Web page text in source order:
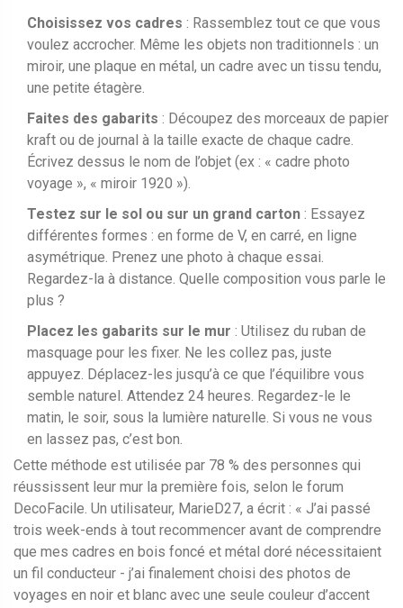
Choisissez vos cadres : Rassemblez tout ce que vous
voulez accrocher. Même les objets non traditionnels : un
miroir, une plaque en métal, un cadre avec un tissu tendu,
une petite étagère.
Faites des gabarits : Découpez des morceaux de papier
kraft ou de journal à la taille exacte de chaque cadre.
Écrivez dessus le nom de l’objet (ex : « cadre photo
voyage », « miroir 1920 »).
Testez sur le sol ou sur un grand carton : Essayez
différentes formes : en forme de V, en carré, en ligne
asymétrique. Prenez une photo à chaque essai.
Regardez-la à distance. Quelle composition vous parle le
plus ?
Placez les gabarits sur le mur : Utilisez du ruban de
masquage pour les fixer. Ne les collez pas, juste
appuyez. Déplacez-les jusqu’à ce que l’équilibre vous
semble naturel. Attendez 24 heures. Regardez-le le
matin, le soir, sous la lumière naturelle. Si vous ne vous
en lassez pas, c’est bon.
Cette méthode est utilisée par 78 % des personnes qui
réussissent leur mur la première fois, selon le forum
DecoFacile. Un utilisateur, MarieD27, a écrit : « J’ai passé
trois week-ends à tout recommencer avant de comprendre
que mes cadres en bois foncé et métal doré nécessitaient
un fil conducteur - j’ai finalement choisi des photos de
voyages en noir et blanc avec une seule couleur d’accent